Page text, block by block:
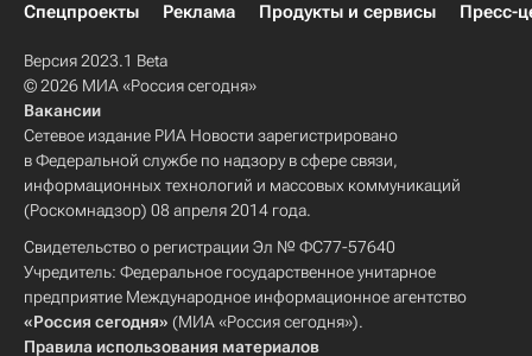
Спецпроекты
Реклама Продукты и сервисы Пресс-
Версия 2023.1 Beta
© 2026 МИА «Россия сегодня»
Вакансии
Сетевое издание РИА Новости зарегистрировано
в Федеральной службе по надзору в сфере связи,
информационных технологий и массовых коммуникаций
(Роскомнадзор) 08 апреля 2014 года.
Свидетельство о регистрации Эл № ФС77-57640
Учредитель: Федеральное государственное унитарное
предприятие Международное информационное агентство
«Россия сегодня» (МИА «Россия сегодня»).
Правила использования материалов